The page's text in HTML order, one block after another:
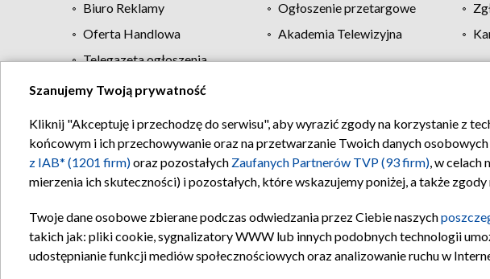
Biuro Reklamy
Ogłoszenie przetargowe
Oferta Handlowa
Akademia Telewizyjna
Telegazeta ogłoszenia
Regulamin TVP Polityka prywatności
Szanujemy Twoją prywatność
Kliknij "Akceptuję i przechodzę do serwisu", aby wyrazić zgody na korzystanie z
końcowym i ich przechowywanie oraz na przetwarzanie Twoich danych
z IAB* (1201 firm)oraz pozostałych Zaufanych Partnerów TVP (93 firm), w celach
mierzenia ich skuteczności) i pozostałych, które wskazujemy poniżej, a także
Twoje dane osobowe zbierane podczas odwiedzania przez Ciebie naszych
takich jak: pliki cookie, sygnalizatory WWW lub innych podobnych technologii
udostępnianie funkcji mediów społecznościowych oraz analizowanie ruchu w